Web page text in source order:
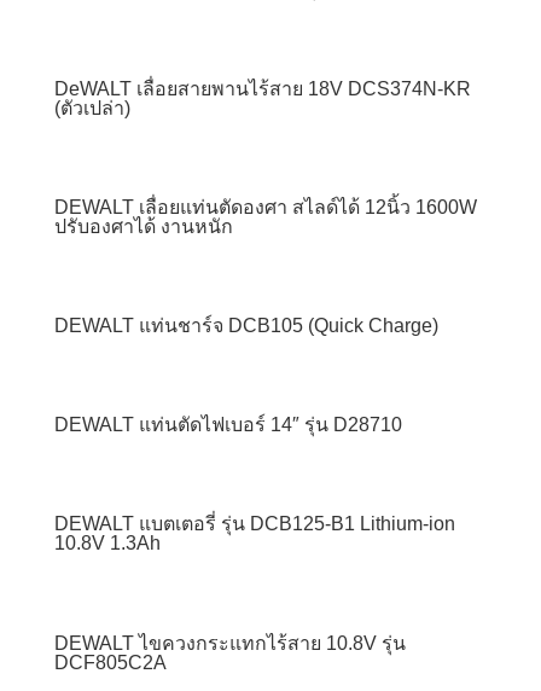
DeWALT เลื่อยสายพานไร้สาย 18V DCS374N-KR
(ตัวเปล่า)
DEWALT เลื่อยแท่นตัดองศา สไลด์ได้ 12นิ้ว 1600W
ปรับองศาได้ งานหนัก
DEWALT แท่นชาร์จ DCB105 (Quick Charge)
DEWALT แท่นตัดไฟเบอร์ 14″ รุ่น D28710
DEWALT แบตเตอรี่ รุ่น DCB125-B1 Lithium-ion
10.8V 1.3Ah
DEWALT ไขควงกระแทกไร้สาย 10.8V รุ่น
DCF805C2A